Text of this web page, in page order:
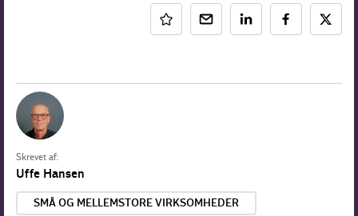
Skrevet af:
Uffe Hansen
SMÅ OG MELLEMSTORE VIRKSOMHEDER